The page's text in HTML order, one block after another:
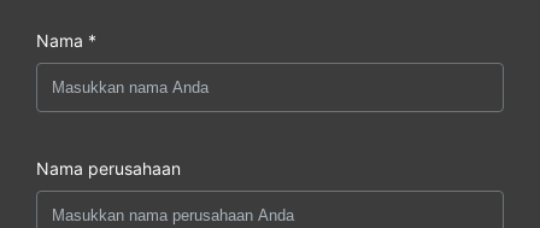
Nama *
Nama perusahaan